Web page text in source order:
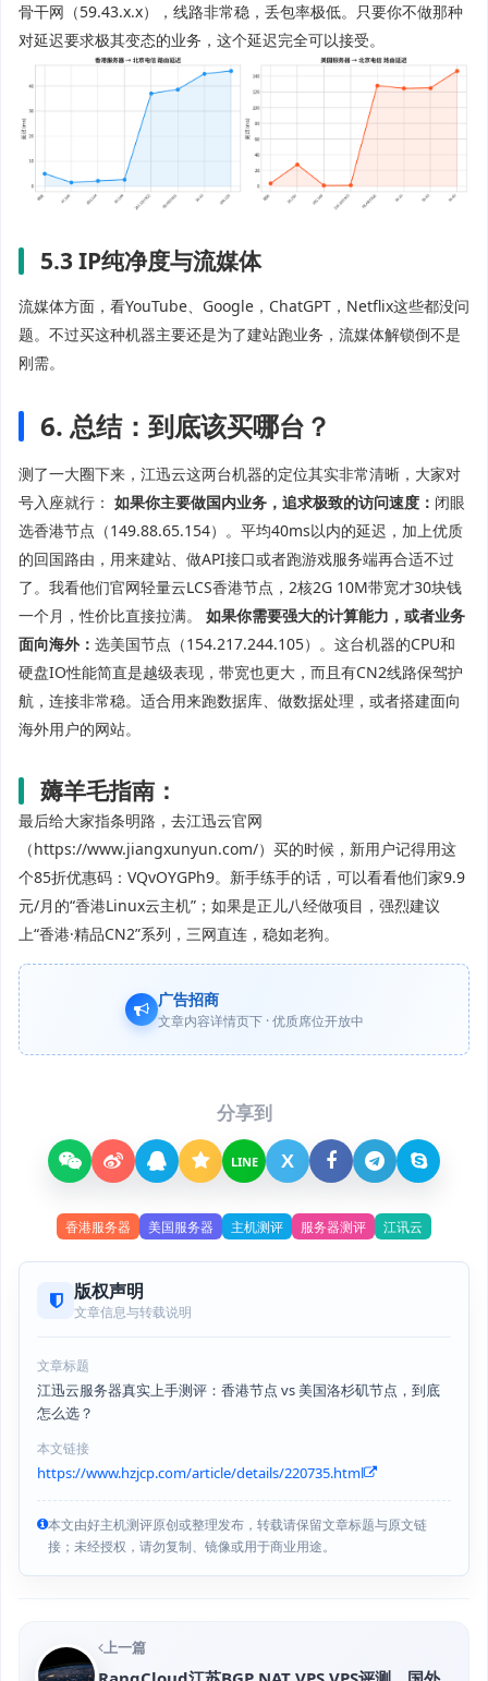
骨干网（59.43.x.x），线路非常稳，丢包率极低。只要你不做那种
对延迟要求极其变态的业务，这个延迟完全可以接受。
5.3 IP纯净度与流媒体
流媒体方面，看YouTube、Google，ChatGPT，Netflix这些都没问
题。不过买这种机器主要还是为了建站跑业务，流媒体解锁倒不是
刚需。
6. 总结：到底该买哪台？
测了一大圈下来，江迅云这两台机器的定位其实非常清晰，大家对
号入座就行： 如果你主要做国内业务，追求极致的访问速度： 闭眼
选香港节点（149.88.65.154）。平均40ms以内的延迟，加上优质
的回国路由，用来建站、做API接口或者跑游戏服务端再合适不过
了。我看他们官网轻量云LCS香港节点，2核2G 10M带宽才30块钱
一个月，性价比直接拉满。 如果你需要强大的计算能力，或者业务
面向海外： 选美国节点（154.217.244.105）。这台机器的CPU和
硬盘IO性能简直是越级表现，带宽也更大，而且有CN2线路保驾护
航，连接非常稳。适合用来跑数据库、做数据处理，或者搭建面向
海外用户的网站。
薅羊毛指南：
最后给大家指条明路，去江迅云官网
（https://www.jiangxunyun.com/）买的时候，新用户记得用这
个85折优惠码：VQvOYGPh9。新手练手的话，可以看看他们家9.9
元/月的“香港Linux云主机”；如果是正儿八经做项目，强烈建议
上“香港·精品CN2”系列，三网直连，稳如老狗。
广告招商
文章内容详情页下 · 优质席位开放中
分享到
LINE X
香港服务器 美国服务器 主机测评 服务器测评 江讯云
版权声明
文章信息与转载说明
文章标题
江迅云服务器真实上手测评：香港节点 vs 美国洛杉矶节点，到底
怎么选？
本文链接
https://www.hzjcp.com/article/details/220735.html
本文由好主机测评原创或整理发布，转载请保留文章标题与原文链
接；未经授权，请勿复制、镜像或用于商业用途。
上一篇